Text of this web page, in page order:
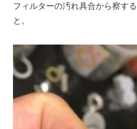
フィルターの汚れ具合から察す
と。